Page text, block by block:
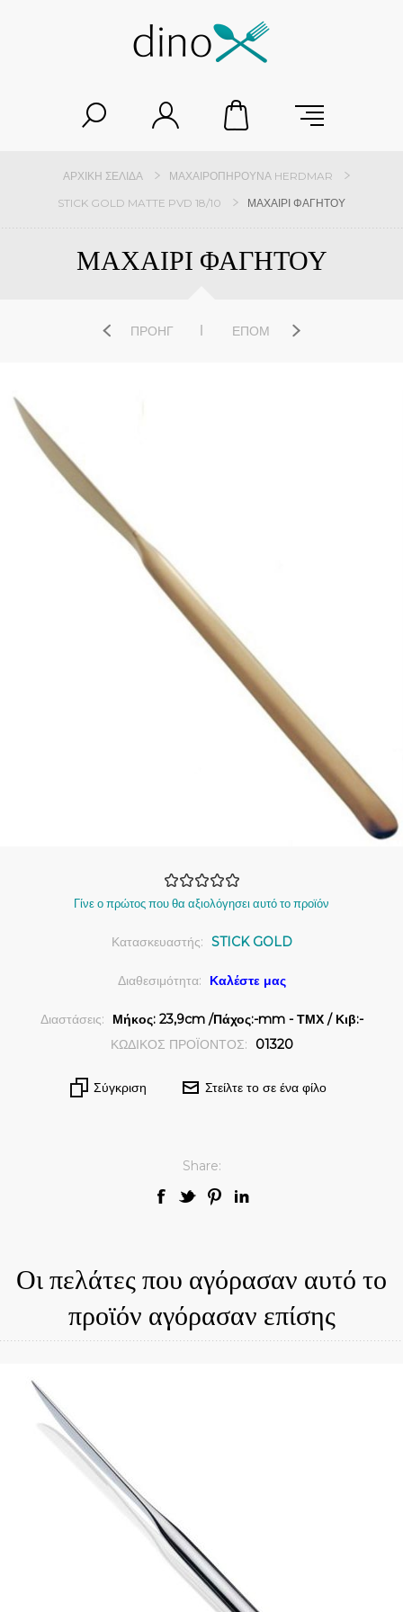
ΑΡΧΙΚΉ ΣΕΛΊΔΑ
ΜΑΧΑΙΡΟΠΉΡΟΥΝΑ HERDMAR
STICK GOLD MATTE PVD 18/10
ΜΑΧΑΙΡΙ ΦΑΓΗΤΟΥ
ΜΑΧΑΙΡΙ ΦΑΓΗΤΟΥ
ΠΡΟΗΓ ΕΠΌΜ
Γίνε ο πρώτος που θα αξιολόγησει αυτό το προϊόν
Κατασκευαστής: STICK GOLD
Διαθεσιμότητα: Καλέστε μας
Διαστάσεις:
Μήκος: 23,9cm /Πάχος:-mm - ΤΜΧ / Κιβ:-
ΚΩΔΙΚΟΣ ΠΡΟΪΟΝΤΟΣ:
01320
Σύγκριση Στείλτε το σε ένα φίλο
Share:
Οι πελάτες που αγόρασαν αυτό το
προϊόν αγόρασαν επίσης